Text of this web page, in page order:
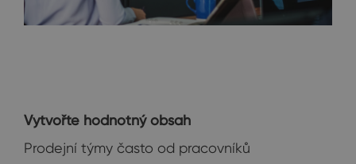
Vytvořte hodnotný obsah
Prodejní týmy často od pracovníků